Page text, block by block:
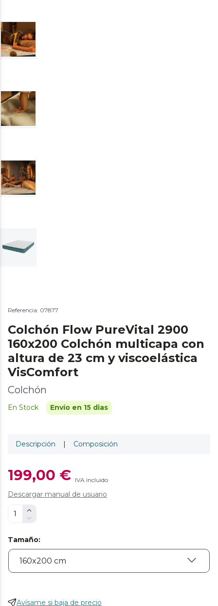
Referencia: 07877
Colchón Flow PureVital 2900
160x200 Colchón multicapa con
altura de 23 cm y viscoelástica
VisComfort
Colchón
En Stock Envío en 15 dias
Descripción | Composición
199,00 € IVA incluido
Descargar manual de usuario
Tamaño:
Avísame si baja de precio